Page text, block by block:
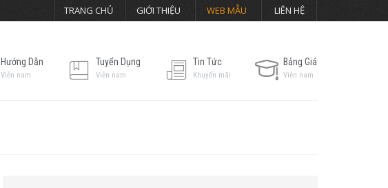
TRANG CHỦ GIỚI THIỆU WEB MẪU LIÊN HỆ
Hướng Dẫn
Viễn nam
Tuyển Dụng
Viễn nam
Tin Tức
Khuyến mãi
Bảng Giá
Viễn nam